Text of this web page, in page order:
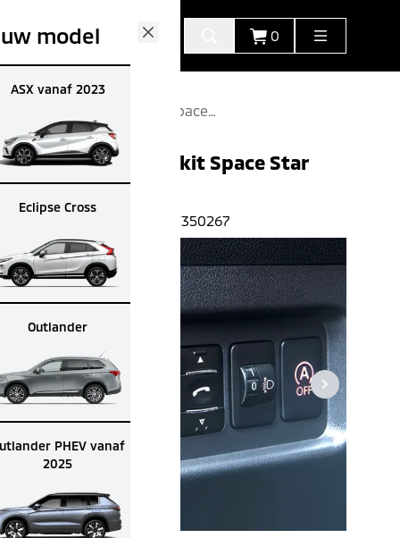
0
Bluetooth Carkit Space
Star Mz 350267
Bluetooth carkit Space Star
€ 359.00
(All-in advies prijs)
MZ350267
model
ASX vanaf 2023
Eclipse Cross
Outlander
PHEV vanaf
2025